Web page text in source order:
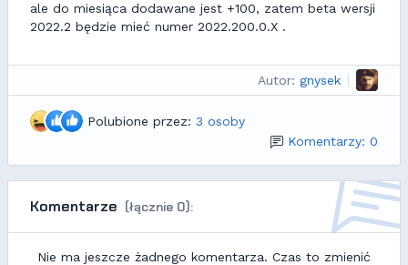
ale do miesiąca dodawane jest +100, zatem beta wersji
2022.2 będzie mieć numer 2022.200.0.X .
Autor: gnysek
Polubione przez: 3 osoby
Komentarzy: 0
Komentarze (łącznie 0):
Nie ma jeszcze żadnego komentarza. Czas to zmienić